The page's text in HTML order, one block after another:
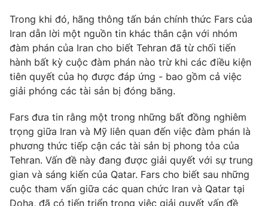
® Cấm sao chép dưới mọi hình thức nếu không có sự chấp
thuận bằng văn bản. Ghi rõ nguồn VTV.vn khi phát hành lại
thông tin từ website này.
Trong khi đó, hãng thông tấn bán chính thức Fars của
Iran dẫn lời một nguồn tin khác thân cận với nhóm
đàm phán của Iran cho biết Tehran đã từ chối tiến
hành bất kỳ cuộc đàm phán nào trừ khi các điều kiện
tiên quyết của họ được đáp ứng - bao gồm cả việc
giải phóng các tài sản bị đóng băng.
Fars đưa tin rằng một trong những bất đồng nghiêm
trọng giữa Iran và Mỹ liên quan đến việc đàm phán là
phương thức tiếp cận các tài sản bị phong tỏa của
Tehran. Vấn đề này đang được giải quyết với sự trung
gian và sáng kiến của Qatar. Fars cho biết sau những
cuộc tham vấn giữa các quan chức Iran và Qatar tại
Doha, đã có tiến triển trong việc giải quyết vấn đề